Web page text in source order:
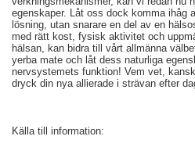
egenskaper. Låt oss dock komma ihåg
lösning, utan snarare en del av en
med rätt kost, fysisk aktivitet och
hälsan, kan bidra till vårt allmänna
yerba mate och låt dess naturliga
nervsystemets funktion! Vem vet,
dryck din nya allierade i strävan efter
Källa till information: